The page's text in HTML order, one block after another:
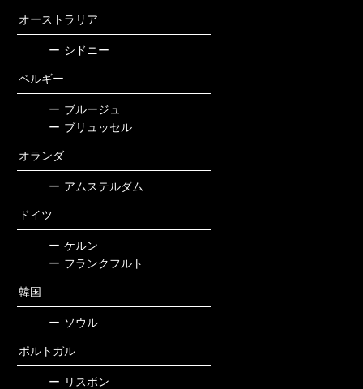
オーストラリア
ー シドニー
ベルギー
ー ブルージュ
ー ブリュッセル
オランダ
ー アムステルダム
ドイツ
ー ケルン
ー フランクフルト
韓国
ー ソウル
ポルトガル
ー リスボン